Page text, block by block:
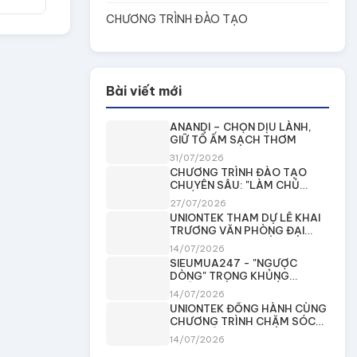
CHƯƠNG TRÌNH ĐÀO TẠO
Bài viết mới
ANANDI – CHỌN DỊU LÀNH,
GIỮ TỔ ẤM SẠCH THƠM
31/07/2026
CHƯƠNG TRÌNH ĐÀO TẠO
CHUYÊN SÂU: "LÀM CHỦ
THIẾT BỊ CÔNG NGHỆ CAO –
NÂNG TẦM CHUYÊN MÔN
TRONG CHĂM SÓC SỨC
KHỎE"
27/07/2026
UNIONTEK THAM DỰ LỄ KHAI
TRƯƠNG VĂN PHÒNG ĐẠI
DIỆN FOHOWAY MIỀN NAM
14/07/2026
SIEUMUA247 - "NGƯỢC
DÒNG" TRONG KHỦNG
HOẢNG NIỀM TIN, KIẾN TẠO
KHÔNG GIAN TIÊU DÙNG AN
TOÀN
14/07/2026
UNIONTEK ĐỒNG HÀNH CÙNG
CHƯƠNG TRÌNH CHĂM SÓC
SỨC KHỎE CỘNG ĐỒNG TẠI
PHÁP VIỆN THÁNH SƠN
14/07/2026